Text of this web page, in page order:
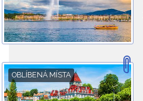
OBLÍBENÁ MÍSTA